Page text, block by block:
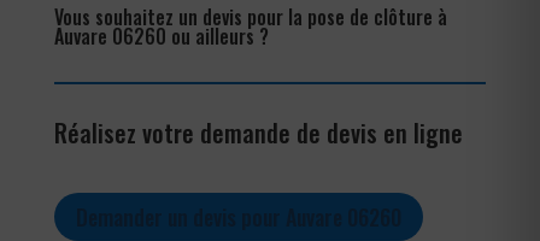
Vous souhaitez un devis pour la pose de clôture à
Auvare 06260 ou ailleurs ?
Réalisez votre demande de devis en ligne